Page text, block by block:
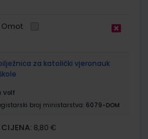
Omot
bilježnica za katolički vjeronauk
Volf
broj ministarstva: 6079-DOM
CIJENA: 8,80 €